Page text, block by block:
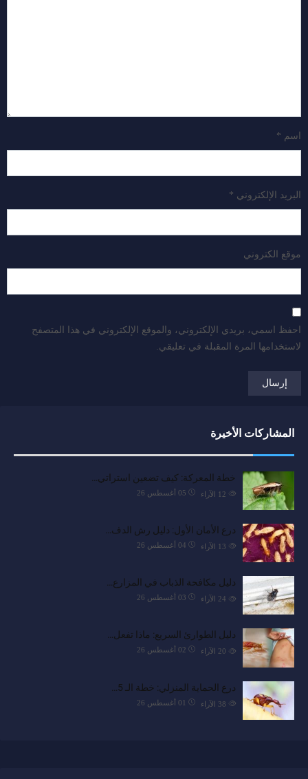
اسم *
البريد الإلكتروني *
موقع الكتروني
احفظ اسمي، بريدي الإلكتروني، والموقع الإلكتروني في هذا المتصفح
لاستخدامها المرة المقبلة في تعليقي.
المشاركات الأخيرة
خطة المعركة: كيف تضعين استراتي…
05 أغسطس 26 الآراء
درع الأمان الأول: دليل رش الدف…
04 أغسطس 26 الآراء
دليل مكافحة الذباب في المزارع…
03 أغسطس 26 الآراء
دليل الطوارئ السريع: ماذا تفعل…
02 أغسطس 26 الآراء
درع الحماية المنزلي: خطة الـ 5…
01 أغسطس 26 الآراء